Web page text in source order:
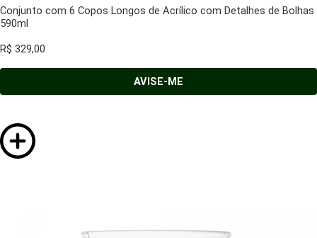
Conjunto com 6 Copos Longos de Acrílico com Detalhes de Bolhas
590ml
R$ 329,00
AVISE-ME